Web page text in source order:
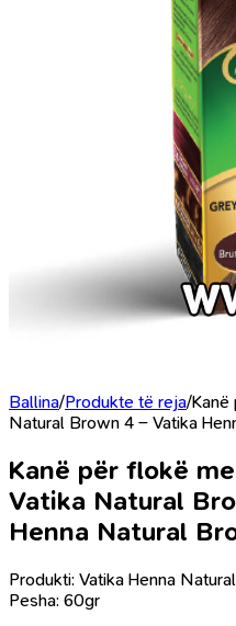
Ballina/Produkte të reja/Kanë
Natural Brown 4 – Vatika
Kanë për flokë
Vatika Natural
Henna Natural
Produkti: Vatika Henna
Pesha: 60gr